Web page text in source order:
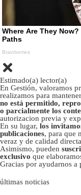
Estimado(a) lector(a)
En Gestión, valoramos
realizamos para
no está permitido,
o parcialmente los
autorizacion previa y
En su lugar, los
publicaciones, para que
veraz y de calidad
Asimismo, pueden
exclusivo que
Gracias por ayudarnos a
últimas noticias